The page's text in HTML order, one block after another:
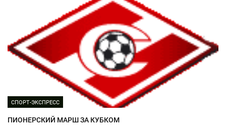
СПОРТ-ЭКСПРЕСС
ПИОНЕРСКИЙ МАРШ ЗА КУБКОМ